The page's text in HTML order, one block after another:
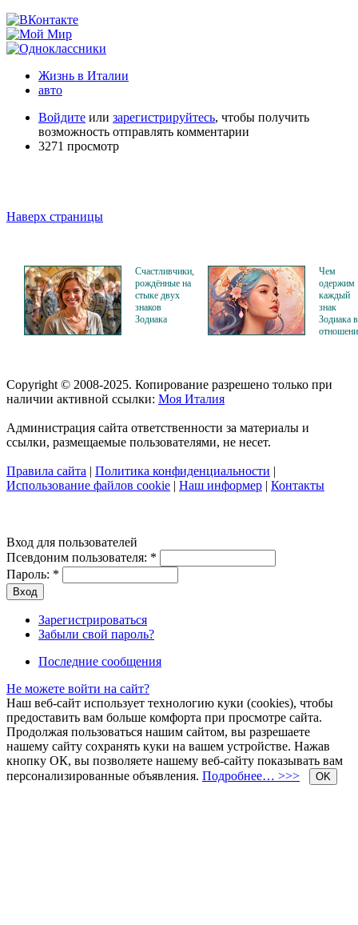
Жизнь в Италии
авто
Войдите или зарегистрируйтесь, чтобы получить
возможность отправлять комментарии
3271 просмотр
Наверх страницы
Счастливчики,
рождённые на
стыке двух
знаков
Зодиака
Чем
одержим
каждый
знак
Зодиака в
Copyright © 2008-2025. Копирование разрешено только при
наличии активной ссылки: Моя Италия
Администрация сайта ответственности за материалы и
ссылки, размещаемые пользователями, не несет.
Правила сайта | Политика конфиденциальности |
Использование файлов cookie | Наш информер | Контакты
Вход для пользователей
Псевдоним пользователя: *
Пароль: *
Зарегистрироваться
Забыли свой пароль?
Последние сообщения
Не можете войти на сайт?
Наш веб-сайт использует технологию куки (cookies), чтобы
предоставить вам больше комфорта при просмотре сайта.
Продолжая пользоваться нашим сайтом, вы разрешаете
нашему сайту сохранять куки на вашем устройстве. Нажав
кнопку ОК, вы позволяете нашему веб-сайту показывать вам
персонализированные объявления. Подробнее… >>> OK